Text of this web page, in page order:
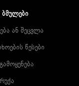
ან შეცვლა
წესები